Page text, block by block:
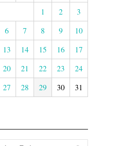
1 2
3
6 7 8 9
10
13 14 15 16
17
20 21 22 23
24
27 28 29 30 31